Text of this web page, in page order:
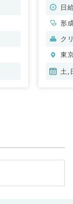
ニッ日
形
ク
東
土,